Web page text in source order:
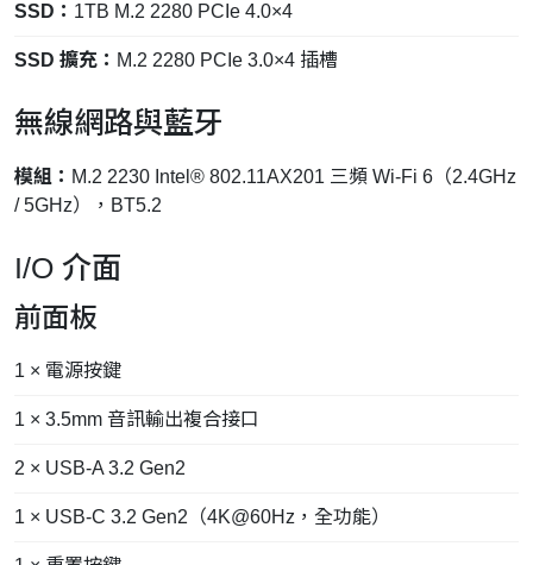
SSD： 1TB M.2 2280 PCIe 4.0×4
SSD 擴充： M.2 2280 PCIe 3.0×4 插槽
無線網路與藍牙
模組： M.2 2230 Intel® 802.11AX201 三頻 Wi-Fi 6（2.4GHz
/ 5GHz），BT5.2
I/O 介面
前面板
1 × 電源按鍵
1 × 3.5mm 音訊輸出複合接口
2 × USB-A 3.2 Gen2
1 × USB-C 3.2 Gen2（4K@60Hz，全功能）